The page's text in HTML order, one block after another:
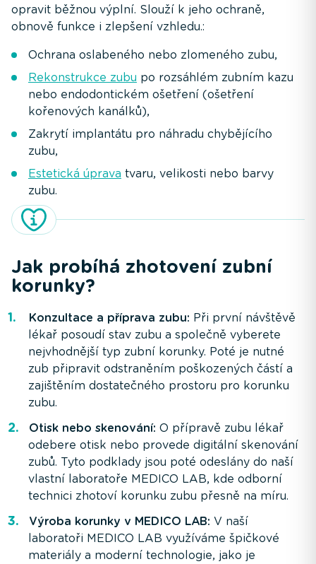
opravit běžnou výplní. Slouží k jeho ochraně,
obnově funkce i zlepšení vzhledu.:
Ochrana oslabeného nebo zlomeného zubu,
Rekonstrukce zubu po rozsáhlém zubním kazu
nebo endodontickém ošetření (ošetření
kořenových kanálků),
Zakrytí implantátu pro náhradu chybějícího
zubu,
Estetická úprava tvaru, velikosti nebo barvy
zubu.
Jak probíhá zhotovení zubní
korunky?
Konzultace a příprava zubu: Při první návštěvě
lékař posoudí stav zubu a společně vyberete
nejvhodnější typ zubní korunky. Poté je nutné
zub připravit odstraněním poškozených částí a
zajištěním dostatečného prostoru pro korunku
zubu.
Otisk nebo skenování: O přípravě zubu lékař
odebere otisk nebo provede digitální skenování
zubů. Tyto podklady jsou poté odeslány do naší
vlastní laboratoře MEDICO LAB, kde odborní
technici zhotoví korunku zubu přesně na míru.
Výroba korunky v MEDICO LAB: V naší
laboratoři MEDICO LAB využíváme špičkové
materiály a moderní technologie, jako je